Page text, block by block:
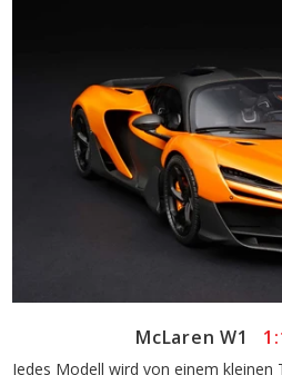
McLaren W1
Jedes Modell wird von einem